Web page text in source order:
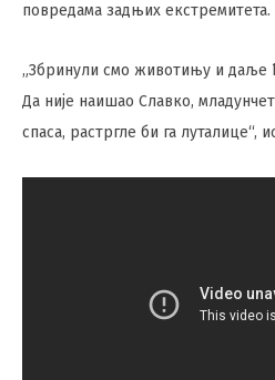
повредама задњих екстремитета.
„Збринули смо животињу и даље
Да није наишао Славко,
спаса, растргле би га луталице“,